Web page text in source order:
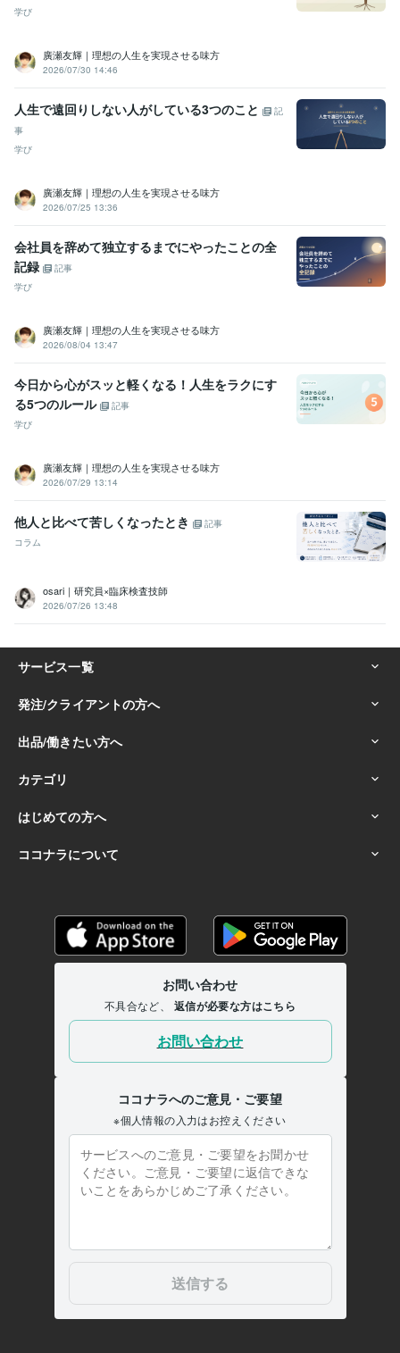
学び
廣瀬友輝｜理想の人生を実現させる味方
2026/07/30 14:46
人生で遠回りしない人がしている3つのこと
記
事
学び
廣瀬友輝｜理想の人生を実現させる味方
2026/07/25 13:36
会社員を辞めて独立するまでにやったことの全
記録
記事
学び
廣瀬友輝｜理想の人生を実現させる味方
2026/08/04 13:47
今日から心がスッと軽くなる！人生をラクにす
る5つのルール
記事
学び
廣瀬友輝｜理想の人生を実現させる味方
2026/07/29 13:14
他人と比べて苦しくなったとき
記事
コラム
osari｜研究員×臨床検査技師
2026/07/26 13:48